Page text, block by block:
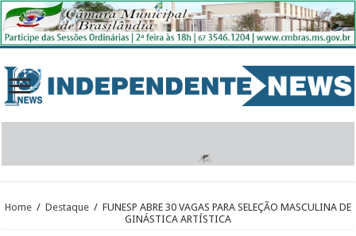
Home / Destaque / FUNESP ABRE 30 VAGAS PARA SELEÇÃO MASCULINA DE
GINÁSTICA ARTÍSTICA